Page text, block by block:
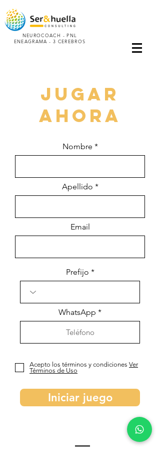
NEUROCOACH - PNL
ENEAGRAMA - 3 CEREBROS
jugar
ahora
Nombre
Apellido
Email
Prefijo
WhatsApp
Acepto los términos y condiciones Ver
Términos de Uso
Iniciar juego